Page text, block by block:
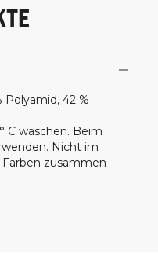
Polyamid, 42 %
C waschen. Beim
Nicht im
zusammen